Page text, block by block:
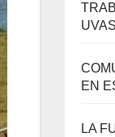
UVAS
EN
LA